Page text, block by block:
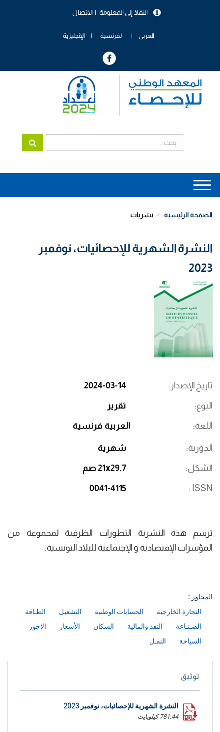
الاتصال النفاذ إلى المعلومة
العربي الفرنسية الإنجليزية
Main
navigation
الصفحة الرئيسية نشريات
النشرة الشهرية للإحصائيات، نوفمبر
2023
تاريخ الإصدار 2024-03-14
النوع تقرير
اللغة العربية فرنسية
الدورية شهرية
الشكل 21x29.7 صم
ISSN
0041-4115
ترسم هذه النشرية التطورات الظرفية لمجموعة من
المؤشرات الإقتصادية و الإجتماعية للبلاد التونسية.​​​​​​​
المحاور :
التجارة الخارجية
الحسابات الوطنية التشغيل
الطـاقة
الصـنـاعة
النقد والمالية السكان الأسعار
الاجور
السياحة
النقـل
توثيق
النشرة الشهرية للإحصائيات، نوفمبر 2023
781.44 كيلوبايت